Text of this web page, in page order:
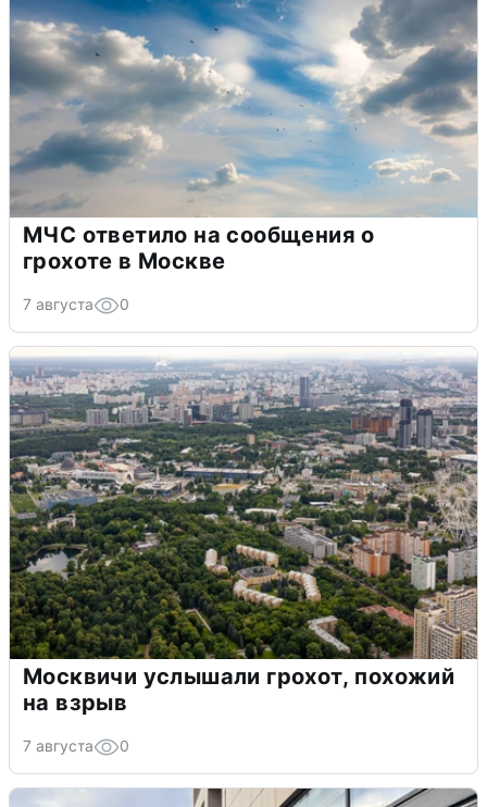
МЧС ответило на сообщения о
грохоте в Москве
7 августа 0
Москвичи услышали грохот, похожий
на взрыв
7 августа 0